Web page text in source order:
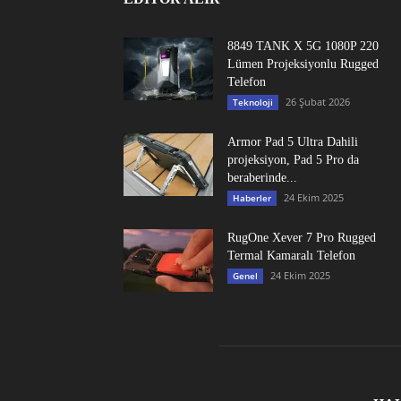
8849 TANK X 5G 1080P 220
Lümen Projeksiyonlu Rugged
Telefon
Teknoloji 26 Şubat 2026
Armor Pad 5 Ultra Dahili
projeksiyon, Pad 5 Pro da
beraberinde...
Haberler 24 Ekim 2025
RugOne Xever 7 Pro Rugged
Termal Kamaralı Telefon
Genel 24 Ekim 2025